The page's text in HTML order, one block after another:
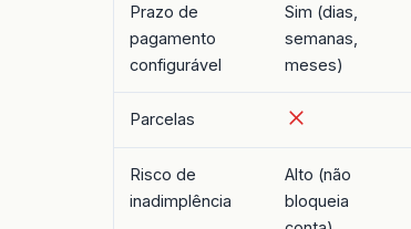
Prazo de
pagamento
configurável
Sim (dias,
semanas,
meses)
Parcelas
Risco de
inadimplência
Alto (não
bloqueia